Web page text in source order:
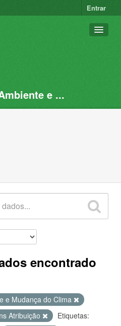
Entrar
e ...
encontrado
e Mudança do Clima
Atribuição
Etiquetas: